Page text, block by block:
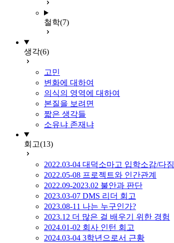
철학(7)
생각(6)
고민
변화에 대하여
의식의 영역에 대하여
본질을 보려면
짧은 생각들
소유냐 존재냐
회고(13)
2022.03-04 대덕소마고 입학소감/다짐
2022.05-08 프로젝트와 인간관계
2022.09-2023.02 불안과 판단
2023.03-07 DMS 리더 회고
2023.08-11 나는 누구인가?
2023.12 더 많은 걸 배우기 위한 경험
2024.01-02 회사 인턴 회고
2024.03-04 3학년으로서 근황